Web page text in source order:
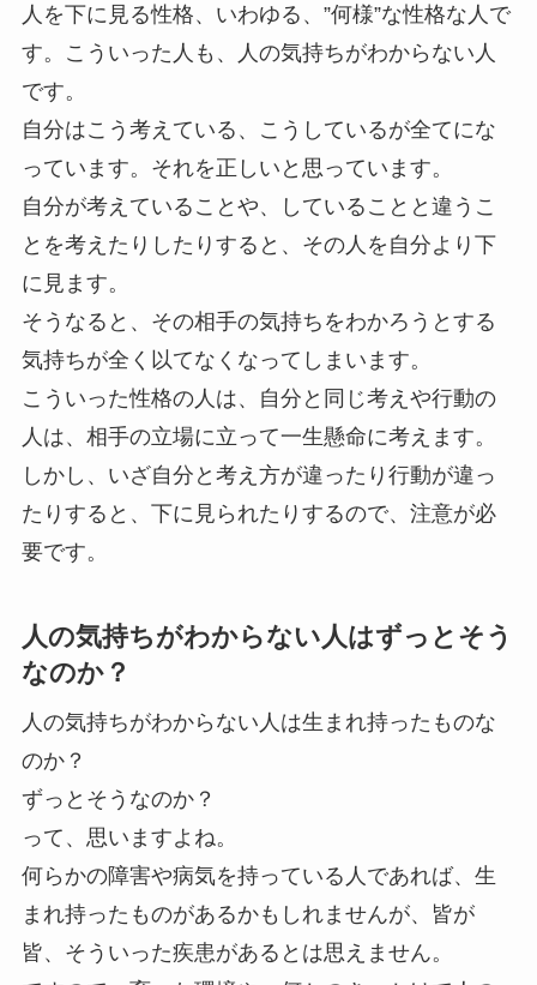
人を下に見る性格、いわゆる、”何様”な性格な人で
す。こういった人も、人の気持ちがわからない人
です。
自分はこう考えている、こうしているが全てにな
っています。それを正しいと思っています。
自分が考えていることや、していることと違うこ
とを考えたりしたりすると、その人を自分より下
に見ます。
そうなると、その相手の気持ちをわかろうとする
気持ちが全く以てなくなってしまいます。
こういった性格の人は、自分と同じ考えや行動の
人は、相手の立場に立って一生懸命に考えます。
しかし、いざ自分と考え方が違ったり行動が違っ
たりすると、下に見られたりするので、注意が必
要です。
人の気持ちがわからない人はずっとそう
なのか？
人の気持ちがわからない人は生まれ持ったものな
のか？
ずっとそうなのか？
って、思いますよね。
何らかの障害や病気を持っている人であれば、生
まれ持ったものがあるかもしれませんが、皆が
皆、そういった疾患があるとは思えません。